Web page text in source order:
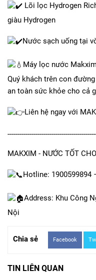
Lõi lọc Hydrogen
giàu Hydrogen
Nước sạch uống tại
Máy lọc nước
Quý khách trên con
an toàn sức khỏe cho cả
Liên hệ ngay với
MAKXIM - NƯỚC TỐT
Hotline: 1900599894
Address: Khu Công
Nội
Chia sẻ Facebook
TIN LIÊN QUAN